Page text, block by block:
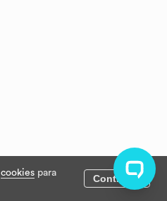
cookies para
Continuar